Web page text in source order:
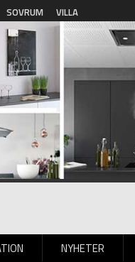
SOVRUM VILLA
NYHETER